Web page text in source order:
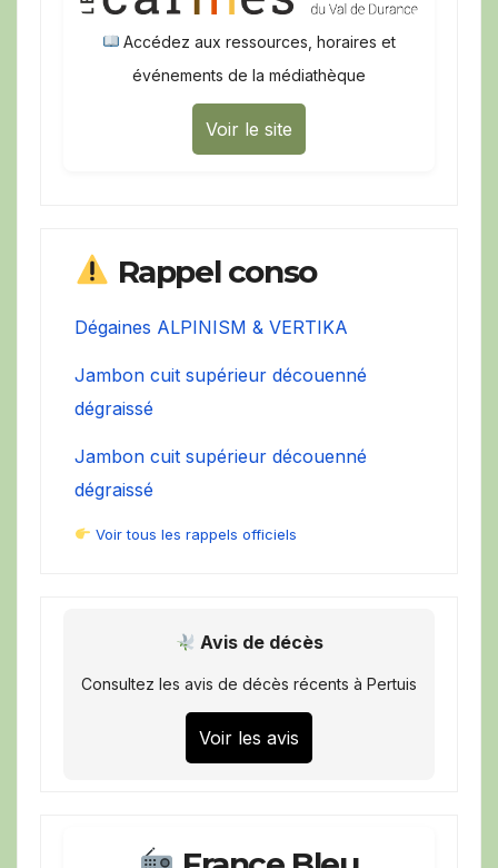
Accédez aux ressources, horaires et
événements de la médiathèque
Voir le site
Rappel conso
Dégaines ALPINISM & VERTIKA
Jambon cuit supérieur découenné
dégraissé
Jambon cuit supérieur découenné
dégraissé
Voir tous les rappels officiels
Avis de décès
Consultez les avis de décès récents à Pertuis
Voir les avis